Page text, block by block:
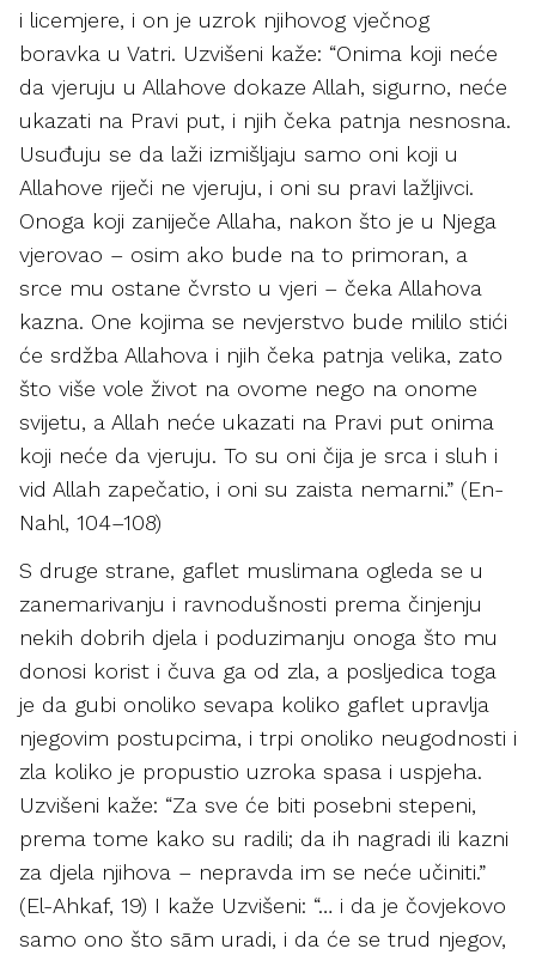
i licemjere, i on je uzrok njihovog vječnog
boravka u Vatri. Uzvišeni kaže: “Onima koji neće
da vjeruju u Allahove dokaze Allah, sigurno, neće
ukazati na Pravi put, i njih čeka patnja nesnosna.
Usuđuju se da laži izmišljaju samo oni koji u
Allahove riječi ne vjeruju, i oni su pravi lažljivci.
Onoga koji zaniječe Allaha, nakon što je u Njega
vjerovao – osim ako bude na to primoran, a
srce mu ostane čvrsto u vjeri – čeka Allahova
kazna. One kojima se nevjerstvo bude mililo stići
će srdžba Allahova i njih čeka patnja velika, zato
što više vole život na ovome nego na onome
svijetu, a Allah neće ukazati na Pravi put onima
koji neće da vjeruju. To su oni čija je srca i sluh i
vid Allah zapečatio, i oni su zaista nemarni.” (En-
Nahl, 104–108)
S druge strane, gaflet muslimana ogleda se u
zanemarivanju i ravnodušnosti prema činjenju
nekih dobrih djela i poduzimanju onoga što mu
donosi korist i čuva ga od zla, a posljedica toga
je da gubi onoliko sevapa koliko gaflet upravlja
njegovim postupcima, i trpi onoliko neugodnosti i
zla koliko je propustio uzroka spasa i uspjeha.
Uzvišeni kaže: “Za sve će biti posebni stepeni,
prema tome kako su radili; da ih nagradi ili kazni
za djela njihova – nepravda im se neće učiniti.”
(El-Ahkaf, 19) I kaže Uzvišeni: “… i da je čovjekovo
samo ono što sām uradi, i da će se trud njegov,